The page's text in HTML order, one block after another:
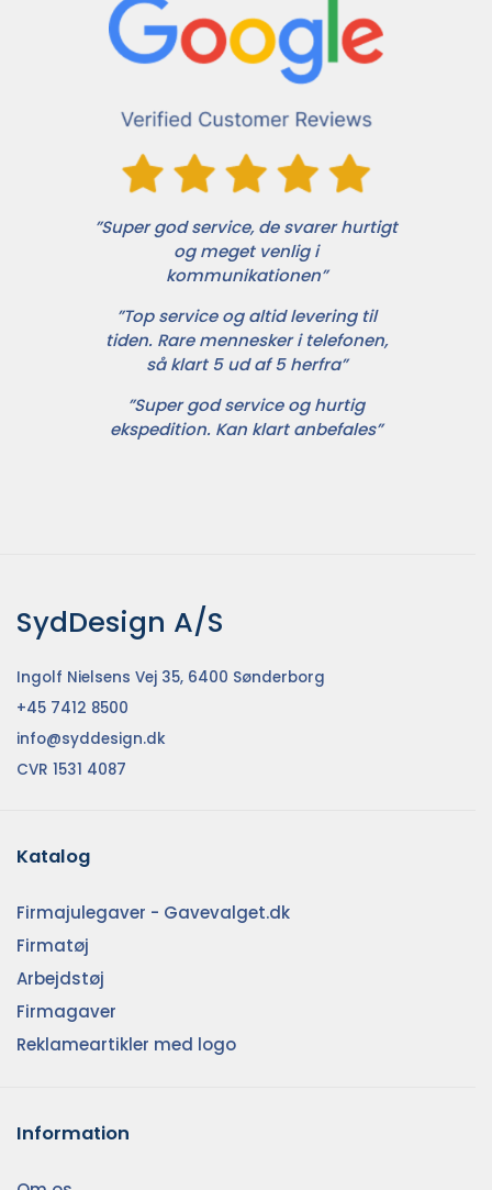
”Super god service, de svarer hurtigt
og meget venlig i
kommunikationen”
”Top service og altid levering til
tiden. Rare mennesker i telefonen,
så klart 5 ud af 5 herfra”
”Super god service og hurtig
ekspedition. Kan klart anbefales”
SydDesign A/S
Ingolf Nielsens Vej 35, 6400 Sønderborg
+45 7412 8500
info@syddesign.dk
CVR 1531 4087
Katalog
Firmajulegaver - Gavevalget.dk
Firmatøj
Arbejdstøj
Firmagaver
Reklameartikler med logo
Information